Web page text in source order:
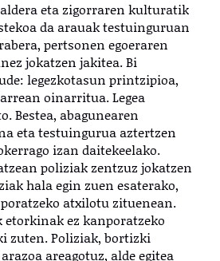
eta zigorraren kulturatik
da arauak testuinguruan
pertsonen egoeraren
jokatzen jakitea. Bi
legezkotasun printzipioa,
oinarritua. Legea
Bestea, abagunearen
eta testuingurua aztertzen
izan daitekeelako.
poliziak zentzuz jokatzen
hala egin zuen esaterako,
atxilotu zituenean.
ez kanporatzeko
zuten. Poliziak, bortizki
areagotuz, alde egitea